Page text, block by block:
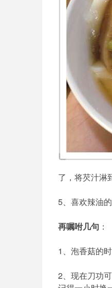
了，将芡汁淋
5、喜欢辣油
再嘱咐几句 ：
1、泡香菇的
2、现在刀功